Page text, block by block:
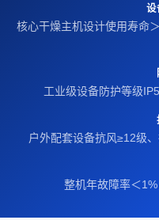
设
核心干燥主机设计使用寿命
工业级设备防护等级
户外配套设备抗风≥12级
整机年故障率＜